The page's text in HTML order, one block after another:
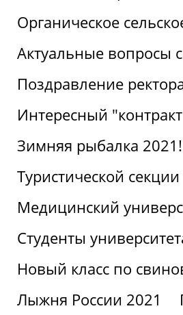
Органическое
Актуальные вопросы
Поздравление
Интересный
Зимняя рыбалка 2021!
Туристической
Медицинский
Студенты
Новый класс по
Лыжня России 2021